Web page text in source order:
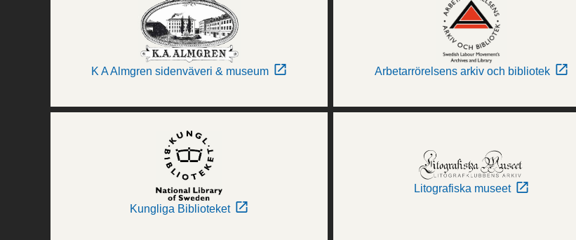
K A Almgren sidenväveri & museum Arbetarrörelsens arkiv och bibliotek
Kungliga Biblioteket
Litografiska museet